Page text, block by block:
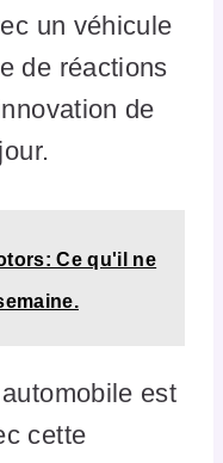
un véhicule
de réactions
de
Ce qu'il ne
est
cette